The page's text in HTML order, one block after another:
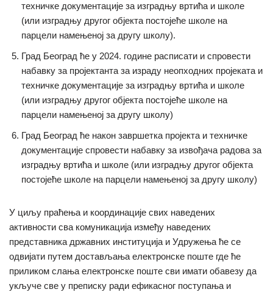
техничке документације за изградњу вртића и школе
(или изградњу другог објекта постојеће школе на
парцели намењеној за другу школу).
Град Београд ће у 2024. године расписати и спровести
набавку за пројектанта за израду неопходних пројеката и
техничке документације за изградњу вртића и школе
(или изградњу другог објекта постојеће школе на
парцели намењеној за другу школу)
Град Београд ће након завршетка пројекта и техничке
документације спровести набавку за извођача радова за
изградњу вртића и школе (или изградњу другог објекта
постојеће школе на парцели намењеној за другу школу)
У циљу праћења и координације свих наведених
активности сва комуникација између наведених
представника државних институција и Удружења ће се
одвијати путем достављања електронске поште где ће
приликом слања електронске поште сви имати обавезу да
укључе све у преписку ради ефикасног поступања и